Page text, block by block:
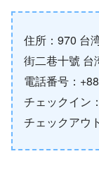
住所：970 台
街二巷十號 台
電話番号：
チェックイン
チェックアウ